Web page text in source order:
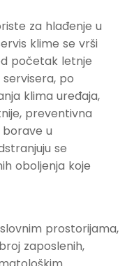
za hlađenje u
klime se vrši
početak letnje
po
klima uređaja,
preventivna
u
se
oboljenja koje
prostorijama,
zaposlenih,